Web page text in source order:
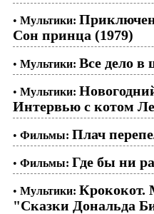
• Мультики:
Сон принца (1979)
• Мультики: Все дело в
• Мультики:
Интервью с котом
• Фильмы: Плач
• Фильмы: Где бы ни
• Мультики: Крококот.
"Сказки Дональда